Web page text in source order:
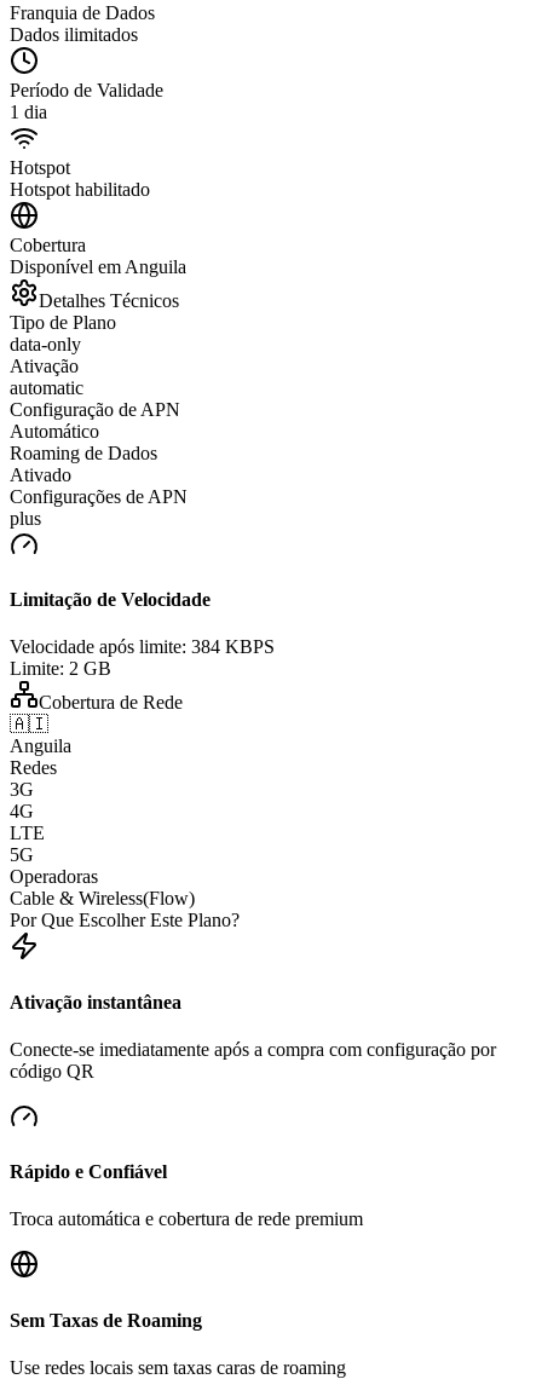
Franquia de Dados
Dados ilimitados
Período de Validade
1 dia
Hotspot
Hotspot habilitado
Cobertura
Disponível em Anguila
Detalhes Técnicos
Tipo de Plano
data-only
Ativação
automatic
Configuração de APN
Automático
Roaming de Dados
Ativado
Configurações de APN
plus
Limitação de Velocidade
Velocidade após limite: 384 KBPS
Limite: 2 GB
Cobertura de Rede
🇦🇮
Anguila
Redes
3G
4G
LTE
5G
Operadoras
Cable & Wireless(Flow)
Por Que Escolher Este Plano?
Ativação instantânea
Conecte-se imediatamente após a compra com configuração por
código QR
Rápido e Confiável
Troca automática e cobertura de rede premium
Sem Taxas de Roaming
Use redes locais sem taxas caras de roaming